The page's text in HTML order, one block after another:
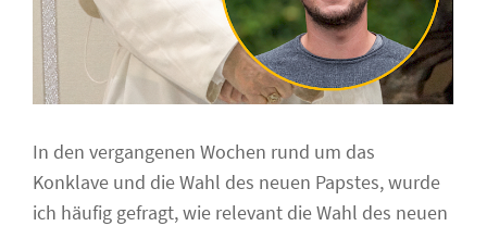
In den vergangenen Wochen rund um das
Konklave und die Wahl des neuen Papstes, wurde
ich häufig gefragt, wie relevant die Wahl des neuen